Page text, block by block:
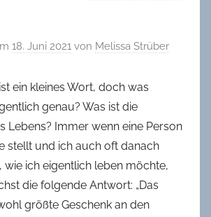
18. Juni 2021 von Melissa Strüber
ein kleines Wort, doch was
genau? Was ist die
Lebens? Immer wenn eine Person
stellt und ich auch oft danach
ich eigentlich leben möchte,
die folgende Antwort: „Das
größte Geschenk an den